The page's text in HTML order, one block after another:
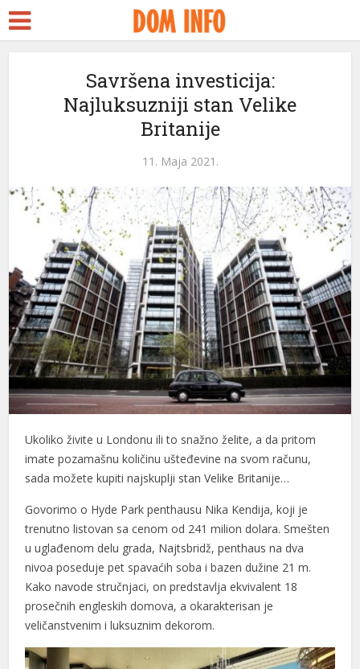
Savršena investicija:
Najluksuzniji stan Velike
Britanije
11. Maja 2021.
Ukoliko živite u Londonu ili to snažno želite, a da pritom
imate pozamašnu količinu ušteđevine na svom računu,
sada možete kupiti najskuplji stan Velike Britanije…
Govorimo o Hyde Park penthausu Nika Kendija, koji je
trenutno listovan sa cenom od 241 milion dolara. Smešten
u uglađenom delu grada, Najtsbridž, penthaus na dva
nivoa poseduje pet spavaćih soba i bazen dužine 21 m.
Kako navode stručnjaci, on predstavlja ekvivalent 18
prosečnih engleskih domova, a okarakterisan je
veličanstvenim i luksuznim dekorom.